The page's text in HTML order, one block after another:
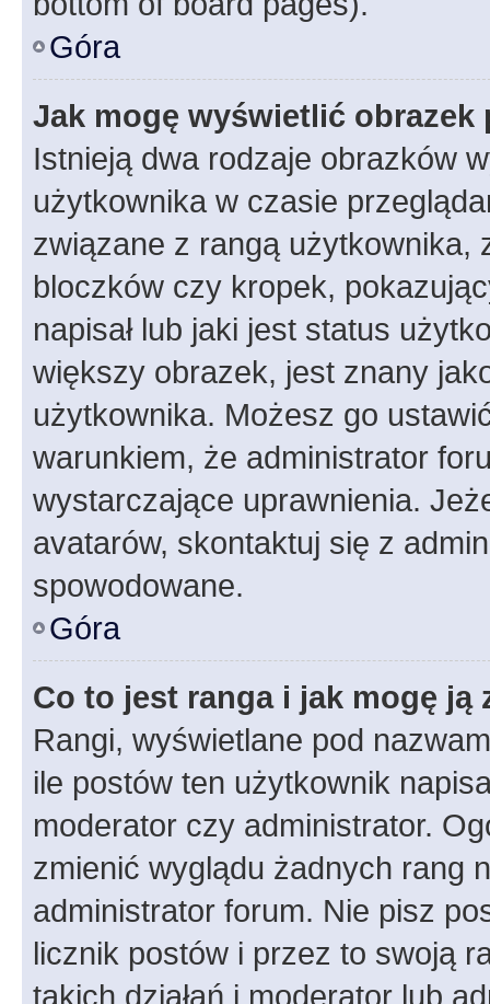
Góra
Jak mogę wyświetlić
Istnieją dwa rodzaje obrazków
użytkownika w czasie
związane z rangą użytkownika,
bloczków czy kropek,
napisał lub jaki jest status
większy obrazek, jest znany
użytkownika. Możesz go
warunkiem, że administrator
wystarczające uprawnienia.
avatarów, skontaktuj się z
spowodowane.
Góra
Co to jest ranga i jak mogę ją
Rangi, wyświetlane pod
ile postów ten użytkownik
moderator czy administrator.
zmienić wyglądu żadnych rang
administrator forum. Nie pisz
licznik postów i przez to swoją
takich działań i moderator lub